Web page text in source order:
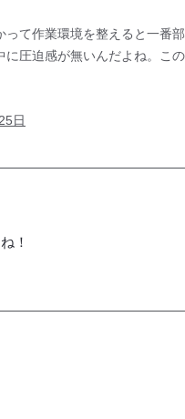
て作業環境を整えると一番
圧迫感が無いんだよね。この
日
！